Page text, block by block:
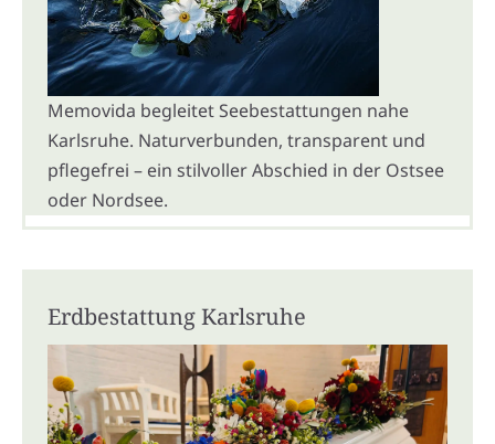
Memovida begleitet Seebestattungen nahe
Karlsruhe. Naturverbunden, transparent und
pflegefrei – ein stilvoller Abschied in der Ostsee
oder Nordsee.
Erdbestattung Karlsruhe